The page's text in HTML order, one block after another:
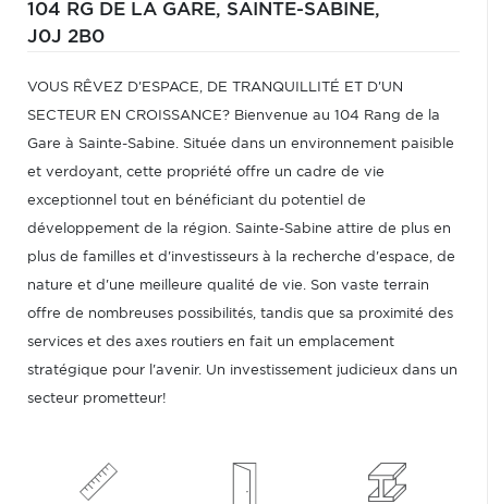
104 RG DE LA GARE, SAINTE-SABINE,
J0J 2B0
VOUS RÊVEZ D'ESPACE, DE TRANQUILLITÉ ET D'UN
SECTEUR EN CROISSANCE? Bienvenue au 104 Rang de la
Gare à Sainte-Sabine. Située dans un environnement paisible
et verdoyant, cette propriété offre un cadre de vie
exceptionnel tout en bénéficiant du potentiel de
développement de la région. Sainte-Sabine attire de plus en
plus de familles et d'investisseurs à la recherche d'espace, de
nature et d'une meilleure qualité de vie. Son vaste terrain
offre de nombreuses possibilités, tandis que sa proximité des
services et des axes routiers en fait un emplacement
stratégique pour l'avenir. Un investissement judicieux dans un
secteur prometteur!